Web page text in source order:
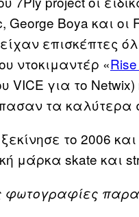
George Βoya και
επισκέπτες
ντοκιμαντέρ «
VICE για το Netwix)
τα καλύτερα
το 2006
μάρκα skate και
φωτογραφίες